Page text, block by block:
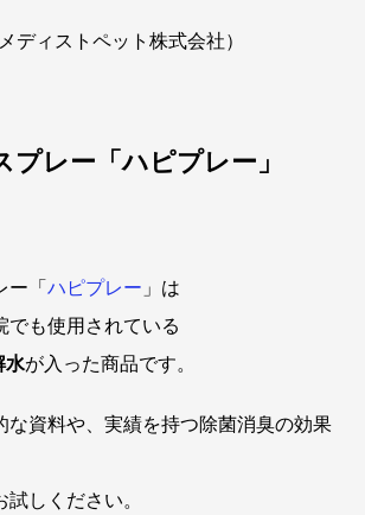
ディストペット株式会社）
プレー「ハピプレー」
ー「ハピプレー 」は
でも使用されている
水が入った商品です。
な資料や、実績を持つ除菌消臭の効果
しください。